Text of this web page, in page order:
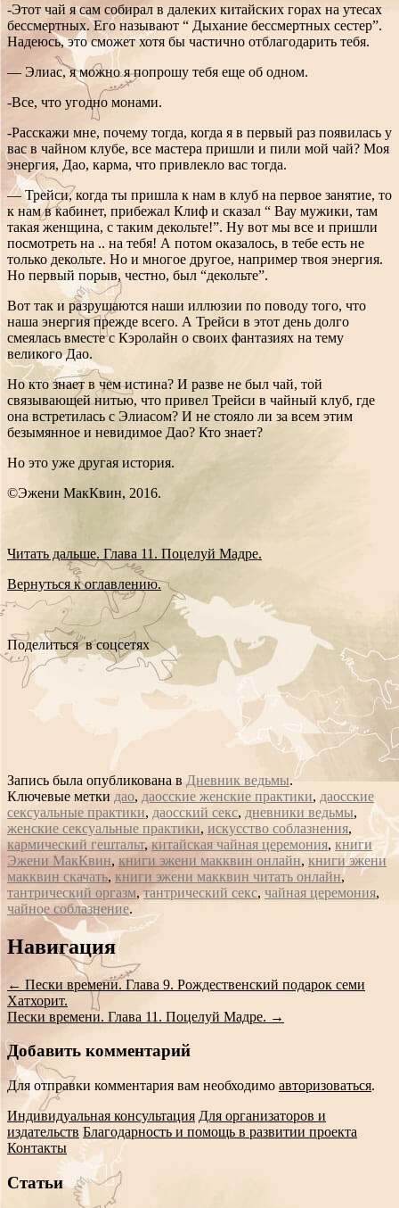
-Этот чай я сам собирал в далеких китайских горах на утесах
бессмертных. Его называют “ Дыхание бессмертных сестер”.
Надеюсь, это сможет хотя бы частично отблагодарить тебя.
— Элиас, я можно я попрошу тебя еще об одном.
-Все, что угодно монами.
-Расскажи мне, почему тогда, когда я в первый раз появилась у
вас в чайном клубе, все мастера пришли и пили мой чай? Моя
энергия, Дао, карма, что привлекло вас тогда.
— Трейси, когда ты пришла к нам в клуб на первое занятие, то
к нам в кабинет, прибежал Клиф и сказал “ Вау мужики, там
такая женщина, с таким декольте!”. Ну вот мы все и пришли
посмотреть на .. на тебя! А потом оказалось, в тебе есть не
только декольте. Но и многое другое, например твоя энергия.
Но первый порыв, честно, был “декольте”.
Вот так и разрушаются наши иллюзии по поводу того, что
наша энергия прежде всего. А Трейси в этот день долго
смеялась вместе с Кэролайн о своих фантазиях на тему
великого Дао.
Но кто знает в чем истина? И разве не был чай, той
связывающей нитью, что привел Трейси в чайный клуб, где
она встретилась с Элиасом? И не стояло ли за всем этим
безымянное и невидимое Дао? Кто знает?
Но это уже другая история.
©Эжени МакКвин, 2016.
Читать дальше. Глава 11. Поцелуй Мадре.
Вернуться к оглавлению.
Поделиться в соцсетях
Запись была опубликована в Дневник ведьмы.
Ключевые метки дао, даосские женские практики, даосские
сексуальные практики, даосский секс, дневники ведьмы,
женские сексуальные практики, искусство соблазнения,
кармический гештальт,китайская чайная церемония, книги
Эжени МакКвин, книги эжени макквин онлайн, книги эжени
макквин скачать, книги эжени макквин читать онлайн,
тантрический оргазм,тантрический секс, чайная церемония,
чайное соблазнение.
Сообщение
навигации
Навигация
← Пески времени. Глава 9. Рождественский подарок семи
Хатхорит.
Пески времени. Глава 11. Поцелуй Мадре. →
Добавить комментарий
Для отправки комментария вам необходимо авторизоваться.
Индивидуальная консультация Для организаторов и
издательств Благодарность и помощь в развитии проекта
Контакты
Статьи